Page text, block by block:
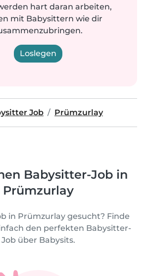
hart daran arbeiten,
mit Babysittern wie dir
Loslegen
Job Prümzurlay
Babysitter-Job in
Prümzurlay
in Prümzurlay gesucht? Finde
den perfekten Babysitter-
Job über Babysits.